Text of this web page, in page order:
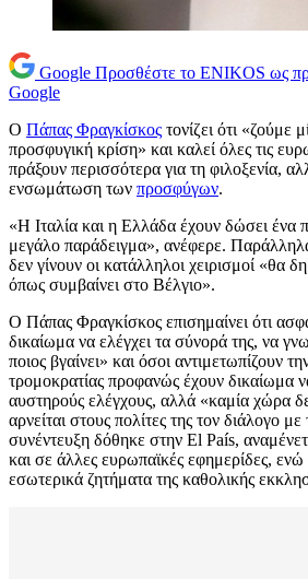
Google Προσθέστε το ENIKOS ως
Google
Ο Πάπας Φραγκίσκος τονίζει ότι «ζούμε
προσφυγική κρίση» και καλεί όλες τις
πράξουν περισσότερα για τη φιλοξενία,
ενσωμάτωση των προσφύγων.
«Η Ιταλία και η Ελλάδα έχουν δώσει ένα
μεγάλο παράδειγμα», ανέφερε.
δεν γίνουν οι κατάλληλοι χειρισμοί «θα
όπως συμβαίνει στο Βέλγιο».
Ο Πάπας Φραγκίσκος επισημαίνει ότι
δικαίωμα να ελέγχει τα σύνορά της, να
ποιος βγαίνει» και όσοι αντιμετωπίζουν
τρομοκρατίας προφανώς έχουν δικαίωμα
αυστηρούς ελέγχους, αλλά «καμία χώρα
αρνείται στους πολίτες της τον διάλογο
συνέντευξη δόθηκε στην El País,
και σε άλλες ευρωπαϊκές εφημερίδες,
εσωτερικά ζητήματα της καθολικής